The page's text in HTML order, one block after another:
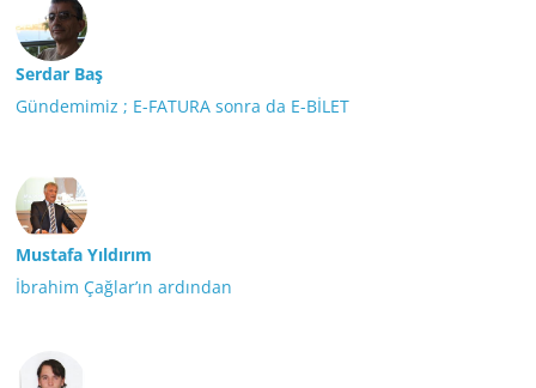
Serdar Baş
Gündemimiz ; E-FATURA sonra da E-BİLET
Mustafa Yıldırım
İbrahim Çağlar’ın ardından